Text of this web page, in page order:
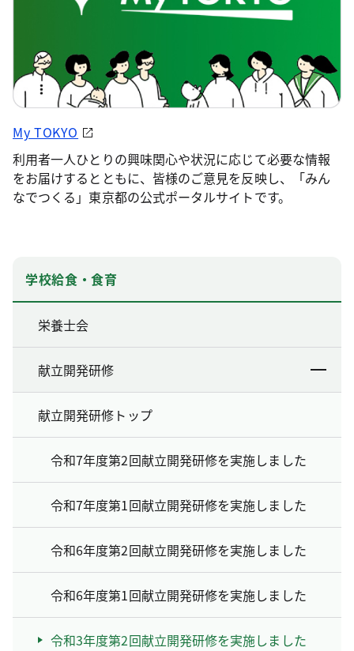
My TOKYO
利用者一人ひとりの興味関心や状況に応じて必要な情報
をお届けするとともに、皆様のご意見を反映し、「みん
なでつくる」東京都の公式ポータルサイトです。
学校給食・食育
栄養士会
献立開発研修
献立開発研修トップ
令和7年度第2回献立開発研修を実施しました
令和7年度第1回献立開発研修を実施しました
令和6年度第2回献立開発研修を実施しました
令和6年度第1回献立開発研修を実施しました
令和3年度第2回献立開発研修を実施しました